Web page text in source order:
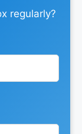
regularly?